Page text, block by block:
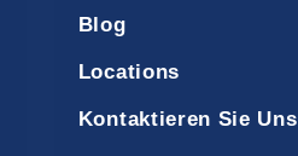
Blog
Locations
Kontaktieren Sie Uns